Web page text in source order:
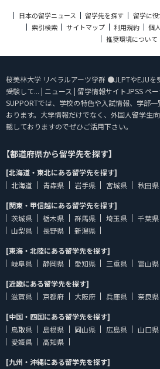
日本の留学ニュース 留学先を探す 留学に
索引検索
サイトマップ 利用規約
個
推奨環境について
桜美林大学 リベラルアーツ学群 ●JLPTやEJUを
受験して... | ニュース | 留学情報サイトJPSS ペー
SUPPORTでは、学校の特色や入試情報、学部
おります。大学情報だけでなく、外国人留学生
載しておりますのでぜひご活用下さい。
【都道府県から留学先を探す】
[北海道・東北にある留学先を探す]
北海道
青森県 岩手県 宮城県 秋田県
[関東・甲信越にある留学先を探す]
茨城県
栃木県 群馬県 埼玉県 千葉県
山梨県
長野県
新潟県
[東海・北陸にある留学先を探す]
岐阜県
静岡県 愛知県 三重県 富山県
[近畿にある留学先を探す]
滋賀県
京都府 大阪府 兵庫県 奈良県
[中国・四国にある留学先を探す]
鳥取県
島根県 岡山県 広島県 山口県
愛媛県
高知県
[九州・沖縄にある留学先を探す]